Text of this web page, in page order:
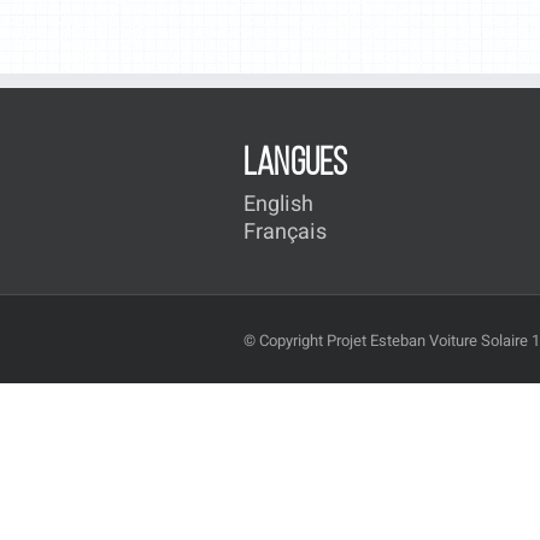
LANGUES
English
Français
© Copyright Projet Esteban Voiture Solaire